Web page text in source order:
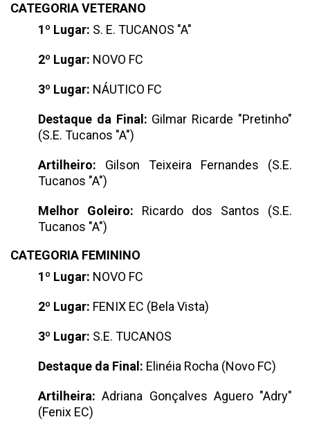
CATEGORIA VETERANO
1º Lugar: S. E. TUCANOS "A"
2º Lugar: NOVO FC
3º Lugar: NÁUTICO FC
Destaque da Final: Gilmar Ricarde "Pretinho"
(S.E. Tucanos "A")
Artilheiro: Gilson Teixeira Fernandes (S.E.
Tucanos "A")
Melhor Goleiro: Ricardo dos Santos (S.E.
Tucanos "A")
CATEGORIA FEMININO
1º Lugar: NOVO FC
2º Lugar: FENIX EC (Bela Vista)
3º Lugar: S.E. TUCANOS
Destaque da Final: Elinéia Rocha (Novo FC)
Artilheira: Adriana Gonçalves Aguero "Adry"
(Fenix EC)